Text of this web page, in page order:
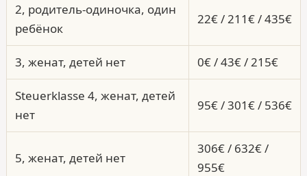
2, родитель-одиночка, один
ребёнок
22€ / 211€ / 435€
3, женат, детей нет 0€ / 43€ / 215€
Steuerklasse 4, женат, детей
нет
95€ / 301€ / 536€
5, женат, детей нет
306€ / 632€ /
955€